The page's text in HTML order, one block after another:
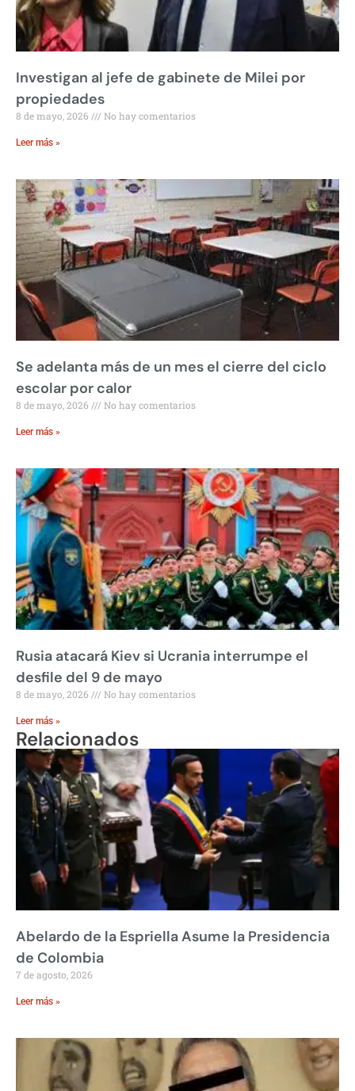
Investigan al jefe de gabinete de Milei por
propiedades
8 de mayo, 2026 No hay comentarios
Leer más »
Se adelanta más de un mes el cierre del ciclo
escolar por calor
8 de mayo, 2026 No hay comentarios
Leer más »
Rusia atacará Kiev si Ucrania interrumpe el
desfile del 9 de mayo
8 de mayo, 2026 No hay comentarios
Leer más »
Relacionados
Abelardo de la Espriella Asume la Presidencia
de Colombia
7 de agosto, 2026
Leer más »